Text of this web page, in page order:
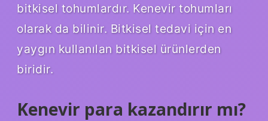
bitkisel tohumlardır. Kenevir tohumları
olarak da bilinir. Bitkisel tedavi için en
yaygın kullanılan bitkisel ürünlerden
biridir.
Kenevir para kazandırır mı?